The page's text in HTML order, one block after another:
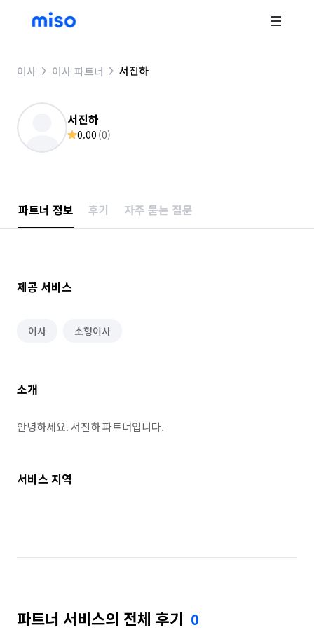
이사 이사 파트너 서진하
서진하
0.00 (0)
파트너 정보 후기 자주 묻는 질문
제공 서비스
이사 소형이사
소개
안녕하세요. 서진하 파트너입니다.
서비스 지역
파트너 서비스의 전체 후기 0